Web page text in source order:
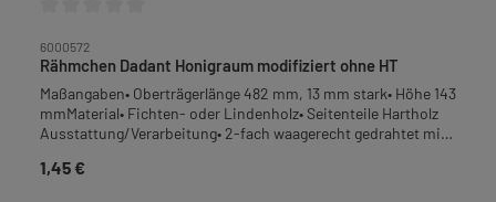
6000572
Rähmchen Dadant Honigraum modifiziert ohne HT
Maßangaben• Oberträgerlänge 482 mm, 13 mm stark• Höhe 143
mmMaterial• Fichten- oder Lindenholz• Seitenteile Hartholz
Ausstattung/Verarbeitung• 2-fach waagerecht gedrahtet mit
Hoffmann-Seitenteil (HT)Verpackungseinheit (VPE): 12
Regulärer Preis:
1,45 €